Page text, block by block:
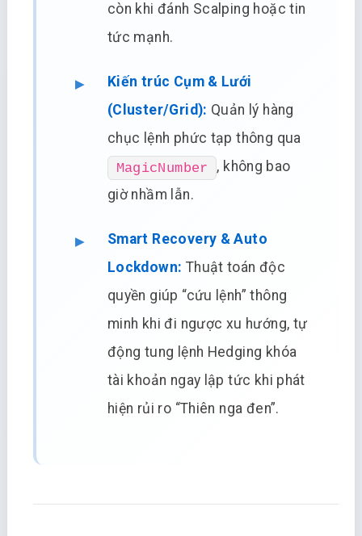
còn khi đánh Scalping hoặc tin
tức mạnh.
Kiến trúc Cụm & Lưới
(Cluster/Grid): Quản lý hàng
chục lệnh phức tạp thông qua
MagicNumber
, không bao
giờ nhầm lẫn.
Smart Recovery & Auto
Lockdown: Thuật toán độc
quyền giúp “cứu lệnh” thông
minh khi đi ngược xu hướng, tự
động tung lệnh Hedging khóa
tài khoản ngay lập tức khi phát
hiện rủi ro “Thiên nga đen”.